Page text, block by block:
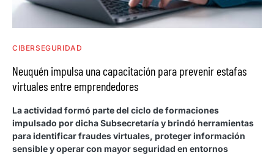
CIBERSEGURIDAD
Neuquén impulsa una capacitación para prevenir estafas
virtuales entre emprendedores
La actividad formó parte del ciclo de formaciones
impulsado por dicha Subsecretaría y brindó herramientas
para identificar fraudes virtuales, proteger información
sensible y operar con mayor seguridad en entornos